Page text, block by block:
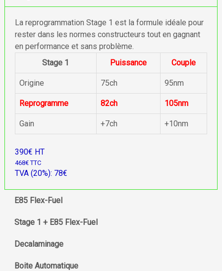
La reprogrammation Stage 1 est la formule idéale pour
rester dans les normes constructeurs tout en gagnant
en performance et sans problème.
Stage 1
Puissance Couple
Origine 75ch 95nm
Reprogramme 82ch 105nm
Gain +7ch +10nm
390€ HT
468€ TTC
TVA (20%): 78€
E85 Flex-Fuel
Stage 1 + E85 Flex-Fuel
Decalaminage
Boite Automatique